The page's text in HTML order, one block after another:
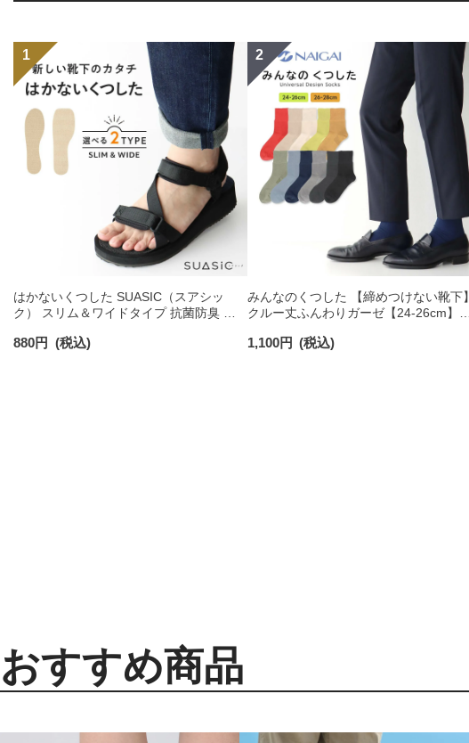
はかないくつした SUASIC（スアシッ
ク） スリム＆ワイドタイプ 抗菌防臭 ソ
日発送】 96405001
880円 (税込)
みんなのくつした 【締めつけない靴下】
クルー丈ふんわりガーゼ【24-26cm】
コットン 02422415
1,100円 (税込)
おすすめ商品